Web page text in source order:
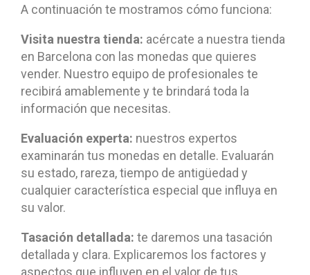
A continuación te mostramos cómo funciona:
Visita nuestra tienda: acércate a nuestra tienda
en Barcelona con las monedas que quieres
vender. Nuestro equipo de profesionales te
recibirá amablemente y te brindará toda la
información que necesitas.
Evaluación experta: nuestros expertos
examinarán tus monedas en detalle. Evaluarán
su estado, rareza, tiempo de antigüedad y
cualquier característica especial que influya en
su valor.
Tasación detallada: te daremos una tasación
detallada y clara. Explicaremos los factores y
aspectos que influyen en el valor de tus